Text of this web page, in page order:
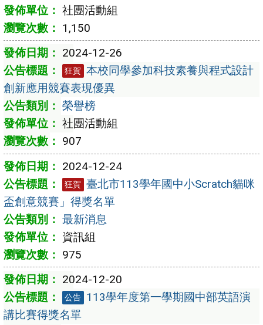
社團活動組
1,150
2024-12-26
狂賀 本校同學參加科技素養與程式設計
創新應用競賽表現優異
榮譽榜
社團活動組
907
2024-12-24
狂賀 臺北市113學年國中小Scratch貓咪
盃創意競賽」得獎名單
最新消息
資訊組
975
2024-12-20
公告 113學年度第一學期國中部英語演
講比賽得獎名單